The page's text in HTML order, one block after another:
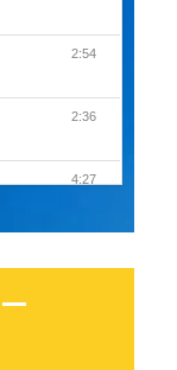
2:54
2:36
4:27